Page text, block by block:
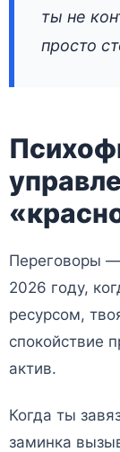
ты не
просто
Переговоры —
2026 году,
ресурсом,
спокойствие
актив.
Когда ты
заминка